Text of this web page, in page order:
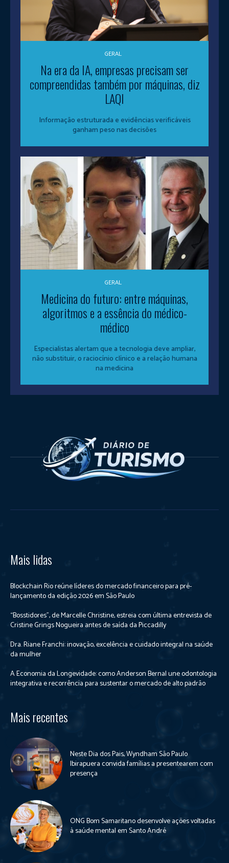
GERAL
Na era da IA, empresas precisam ser
compreendidas também por máquinas, diz
LAQI
Informação estruturada e evidências verificáveis
ganham peso nas decisões
GERAL
Medicina do futuro: entre máquinas,
algoritmos e a essência do médico-
médico
Especialistas alertam que a tecnologia deve ampliar,
não substituir, o raciocínio clínico e a relação humana
na medicina
Mais lidas
Blockchain Rio reúne líderes do mercado financeiro para pré-
lançamento da edição 2026 em São Paulo
“Bosstidores”, de Marcelle Christine, estreia com última entrevista de
Cristine Grings Nogueira antes de saída da Piccadilly
Dra. Riane Franchi: inovação, excelência e cuidado integral na saúde
da mulher
A Economia da Longevidade: como Anderson Bernal une odontologia
integrativa e recorrência para sustentar o mercado de alto padrão
Mais recentes
Neste Dia dos Pais, Wyndham São Paulo
Ibirapuera convida famílias a presentearem com
presença
ONG Bom Samaritano desenvolve ações voltadas
à saúde mental em Santo André